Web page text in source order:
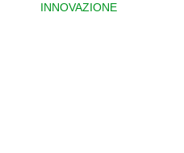
INNOVAZIONE